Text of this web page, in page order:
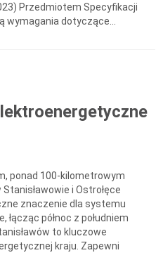
Przedmiotem Specyfikacji
wymagania dotyczące...
ponad 100-kilometrowym
i Ostrołęce
znaczenie dla systemu
północ z południem
to kluczowe
kraju. Zapewni